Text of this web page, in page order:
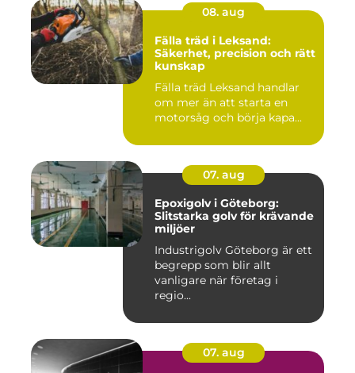
08. aug
Fälla träd i Leksand:
Säkerhet, precision och rätt
kunskap
Fälla träd Leksand handlar
om mer än att starta en
motorsåg och börja kapa...
07. aug
Epoxigolv i Göteborg:
Slitstarka golv för krävande
miljöer
Industrigolv Göteborg är ett
begrepp som blir allt
vanligare när företag i
regio...
07. aug